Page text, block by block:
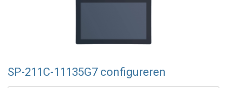
SP-211C-11135G7 configureren